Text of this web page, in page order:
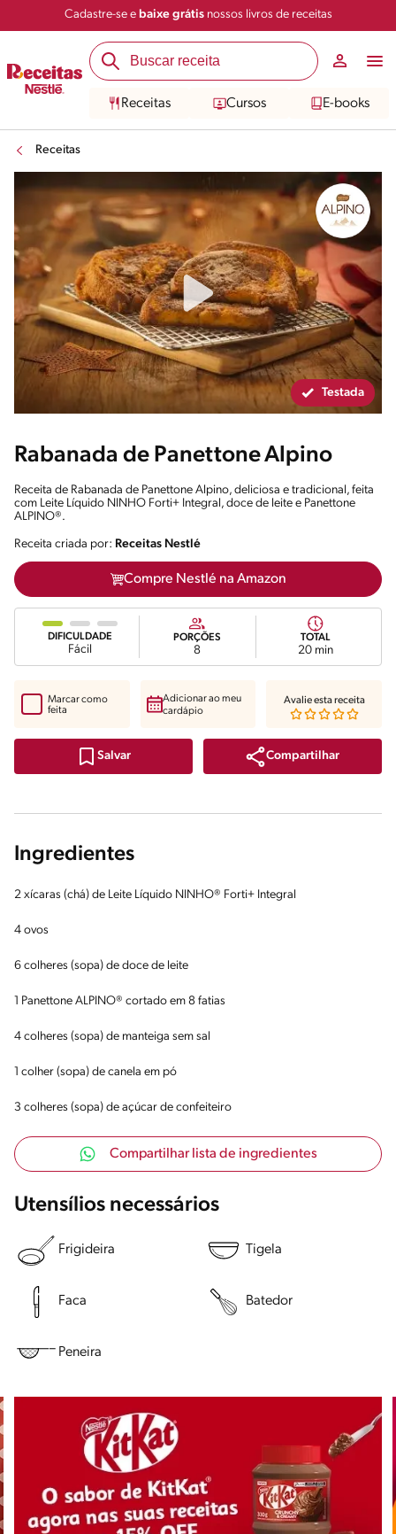
Cadastre-se e baixe grátisnossos livros de receitas
Receitas Cursos E-books
Receitas
Salvar Compartilhar
Testada
Rabanada de Panettone Alpino
Receita de Rabanada de Panettone Alpino, deliciosa e tradicional, feita
com Leite Líquido NINHO Forti+ Integral, doce de leite e Panettone
ALPINO®.
Receita criada por: Receitas Nestlé
Compre Nestlé na Amazon
DIFICULDADE
Fácil
PORÇÕES
8
TOTAL
20 min
Salvar Compartilhar
Marcar como
feita
Adicionar ao meu
cardápio
Avalie esta receita
Ingredientes
2 xícaras (chá) de Leite Líquido NINHO® Forti+ Integral
4 ovos
6 colheres (sopa) de doce de leite
1 Panettone ALPINO® cortado em 8 fatias
4 colheres (sopa) de manteiga sem sal
1 colher (sopa) de canela em pó
3 colheres (sopa) de açúcar de confeiteiro
Compartilhar lista de ingredientes
Utensílios necessários
Frigideira Tigela
Faca Batedor
Peneira